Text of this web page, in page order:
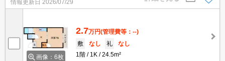
情報更新日 2026/07/29
画像：6枚
2.7万円(管理費等：--)
敷
なし 礼
なし
1階
1K 24.5m²